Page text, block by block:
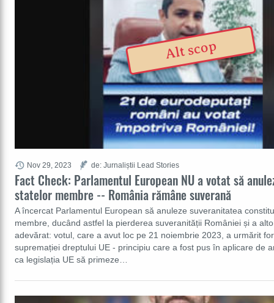
Fact Check: Parlamentul European NU a votat să
statelor membre -- România rămâne suverană
A încercat Parlamentul European să anuleze suveranitatea
membre, ducând astfel la pierderea suveranității României și a
adevărat: votul, care a avut loc pe 21 noiembrie 2023, a urmărit
supremației dreptului UE - principiu care a fost pus în aplicare de
ca legislația UE să primeze…
Nov 29, 2023 de: Jurnaliștii Lead Stories
Alt scop